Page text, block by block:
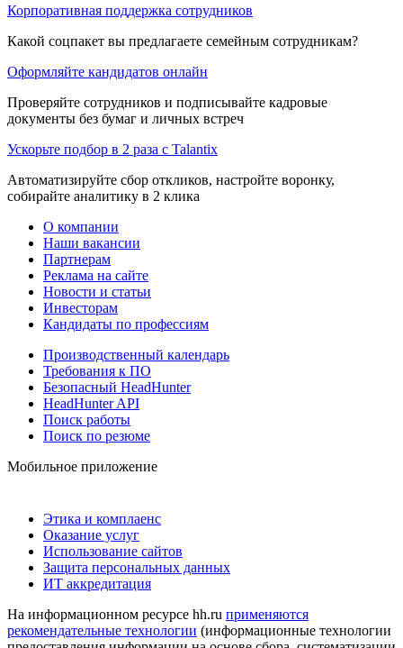
Корпоративная поддержка сотрудников
Какой соцпакет вы предлагаете семейным сотрудникам?
Оформляйте кандидатов онлайн
Проверяйте сотрудников и подписывайте кадровые
документы без бумаг и личных встреч
Ускорьте подбор в 2 раза с Talantix
Автоматизируйте сбор откликов, настройте воронку,
собирайте аналитику в 2 клика
О компании
Наши вакансии
Партнерам
Реклама на сайте
Новости и статьи
Инвесторам
Кандидаты по профессиям
Производственный календарь
Требования к ПО
Безопасный HeadHunter
HeadHunter API
Поиск работы
Поиск по резюме
Мобильное приложение
Этика и комплаенс
Оказание услуг
Использование сайтов
Защита персональных данных
ИТ аккредитация
На информационном ресурсе hh.ru применяются
рекомендательные технологии (информационные технологии